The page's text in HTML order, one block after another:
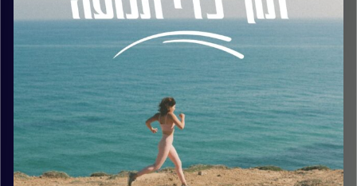
בכיר של אוניברסיטת תל אביב.
בשיחה שלנו דיברנו בין היתר על:
• מה המשמעות האמיתית של להיות מנהיג
• מהי הטעות הגדולה ביותר שאפשר לזהות בקרב מנהיגים כיום.
• איך מנהיג יכול להניע שינוי חיובי בתרבות הצוותית שלו ,
ולטפח חוסן וגמישות אל מול מציאות משתנה ומאתגרת
בסביבת העבודה.
• איך תיאוריית ההכוונה העצמית (SDT) באה לידי ביטוי בשטח ,
וכיצד ניתן למדוד ולעקוב אחר שינויים בהתנהגות מבלי לייצר